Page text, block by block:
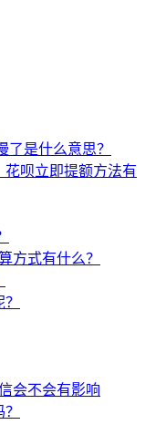
是什么意思？
花呗立即提额方法有
方式有什么？
会不会有影响